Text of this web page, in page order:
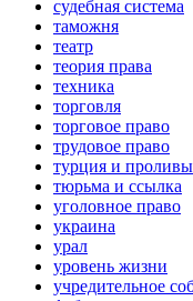
судебная система
таможня
театр
теория права
техника
торговля
торговое право
трудовое право
турция и проливы
тюрьма и ссылка
уголовное право
украина
урал
уровень жизни
учредительное